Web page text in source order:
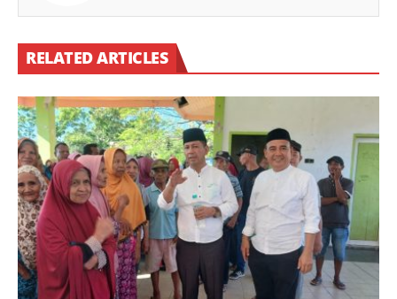
RELATED ARTICLES